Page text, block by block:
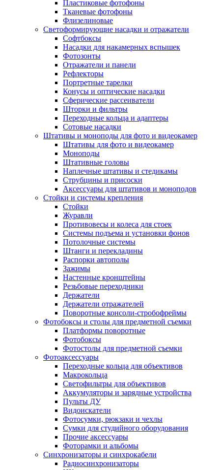
Пластиковые фотофоны
Тканевые фотофоны
Флизелиновые
Светоформирующие насадки и отражатели
Софтбоксы
Насадки для накамерных вспышек
Фотозонты
Отражатели и панели
Рефлекторы
Портретные тарелки
Конусы и оптические насадки
Сферические рассеиватели
Шторки и фильтры
Переходные кольца и адаптеры
Сотовые насадки
Штативы и моноподы для фото и видеокамер
Штативы для фото и видеокамер
Моноподы
Штативные головы
Наплечные штативы и стедикамы
Струбцины и присоски
Аксессуары для штативов и моноподов
Стойки и системы крепления
Стойки
Журавли
Противовесы и колеса для стоек
Системы подъема и установки фонов
Потолочные системы
Штанги и перекладины
Распорки автополы
Зажимы
Настенные кронштейны
Резьбовые переходники
Держатели
Держатели отражателей
Поворотные консоли-стробофреймы
Фотобоксы и столы для предметной съемки
Платформы поворотные
Фотобоксы
Фотостолы для предметной съемки
Фотоаксессуары
Переходные кольца для объективов
Макрокольца
Светофильтры для объективов
Аккумуляторы и зарядные устройства
Пульты ДУ
Видоискатели
Фотосумки, рюкзаки и чехлы
Сумки для студийного оборудования
Прочие аксессуары
Фоторамки и альбомы
Синхронизаторы и синхрокабели
Радиосинхронизаторы